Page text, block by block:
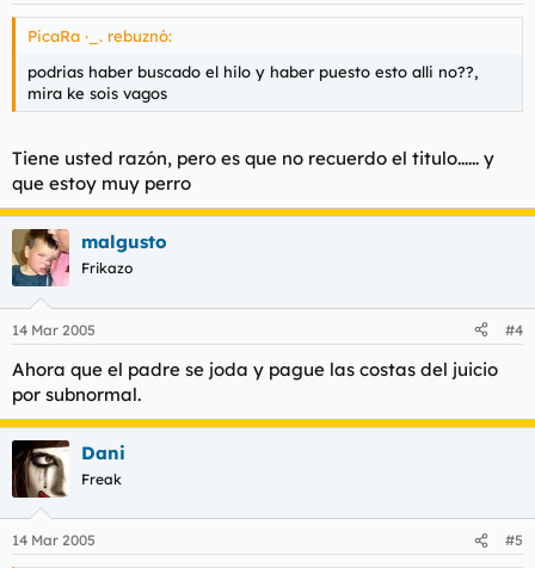
PicaRa ·_. rebuznó:
podrias haber buscado el hilo y haber puesto esto alli no??,
mira ke sois vagos
Tiene usted razón, pero es que no recuerdo el titulo...... y
que estoy muy perro
malgusto
Frikazo
14 Mar 2005 #4
Ahora que el padre se joda y pague las costas del juicio
por subnormal.
Dani
Freak
14 Mar 2005 #5